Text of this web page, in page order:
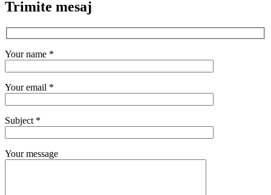
Trimite mesaj
Your name *
Your email *
Subject *
Your message